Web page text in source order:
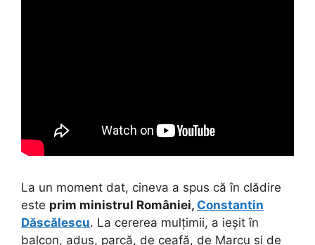
La un moment dat, cineva a spus că în clădire
este prim ministrul României, Constantin
Dăscălescu. La cererea mulțimii, a ieșit în
balcon, adus, parcă, de ceafă, de Marcu și de